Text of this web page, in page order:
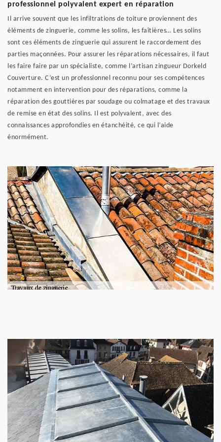
professionnel polyvalent expert en réparation
Il arrive souvent que les infiltrations de toiture proviennent des
éléments de zinguerie, comme les solins, les faîtières… Les solins
sont ces éléments de zinguerie qui assurent le raccordement des
parties maçonnées. Pour assurer les réparations nécessaires, il faut
les faire faire par un spécialiste, comme l’artisan zingueur Dorkeld
Couverture. C’est un professionnel reconnu pour ses compétences
notamment en intervention pour des réparations, comme la
réparation des gouttières par soudage ou colmatage et des travaux
de remise en état des solins. Il est polyvalent, avec des
connaissances approfondies en étanchéité, ce qui l’aide
énormément.